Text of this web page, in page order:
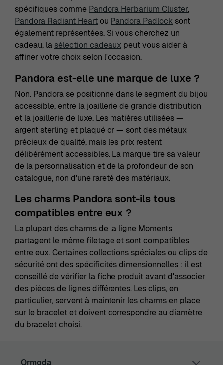
spécifiques comme Pandora Herbarium Cluster,
Pandora Radiant Heartou Pandora Padlock sont
également représentées. Si vous cherchez un
cadeau, la sélection cadeaux peut vous aider à
affiner votre choix selon l'occasion.
Pandora est-elle une marque de luxe ?
Non. Pandora se positionne dans le segment du bijou
accessible, entre la joaillerie de grande distribution
et la joaillerie de luxe. Les matières utilisées —
argent sterling et plaqué or — sont des métaux
précieux de qualité, mais les prix restent
délibérément accessibles. La marque tire sa valeur
de la personnalisation et de la profondeur de son
catalogue, non d'une rareté des matériaux.
Les charms Pandora sont-ils tous
compatibles entre eux ?
La plupart des charms de la ligne Moments
partagent le même filetage et sont compatibles
entre eux. Certaines collections spéciales ou clips de
sécurité ont des spécificités dimensionnelles : il est
conseillé de vérifier la fiche produit avant d'associer
des pièces de lignes différentes. Les clips, en
particulier, servent à maintenir les charms en place
sur le bracelet et doivent correspondre au diamètre
du bracelet choisi.
Ormoda